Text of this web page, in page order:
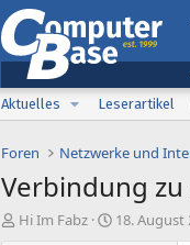
Aktuelles
Leserartikel
Foren Netzwerke und
Verbindung
E
Hi Im Fabz
E18. August